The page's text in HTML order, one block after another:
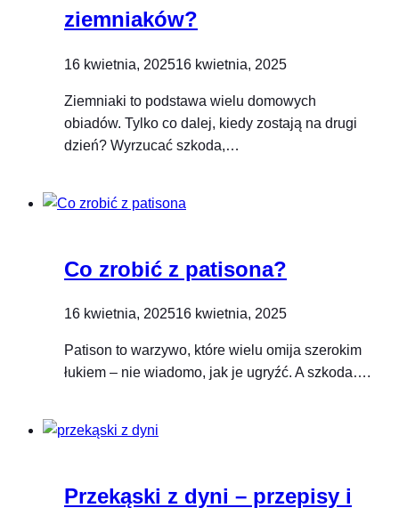
ziemniaków?
16 kwietnia, 202516 kwietnia, 2025
Ziemniaki to podstawa wielu domowych
obiadów. Tylko co dalej, kiedy zostają na drugi
dzień? Wyrzucać szkoda,…
Co zrobić z patisona?
16 kwietnia, 202516 kwietnia, 2025
Patison to warzywo, które wielu omija szerokim
łukiem – nie wiadomo, jak je ugryźć. A szkoda….
Przekąski z dyni – przepisy i